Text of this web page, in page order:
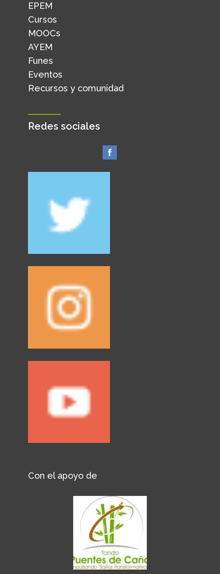
EPEM
Cursos
MOOCs
AYEM
Funes
Eventos
Recursos y comunidad
Redes sociales
Con el apoyo de